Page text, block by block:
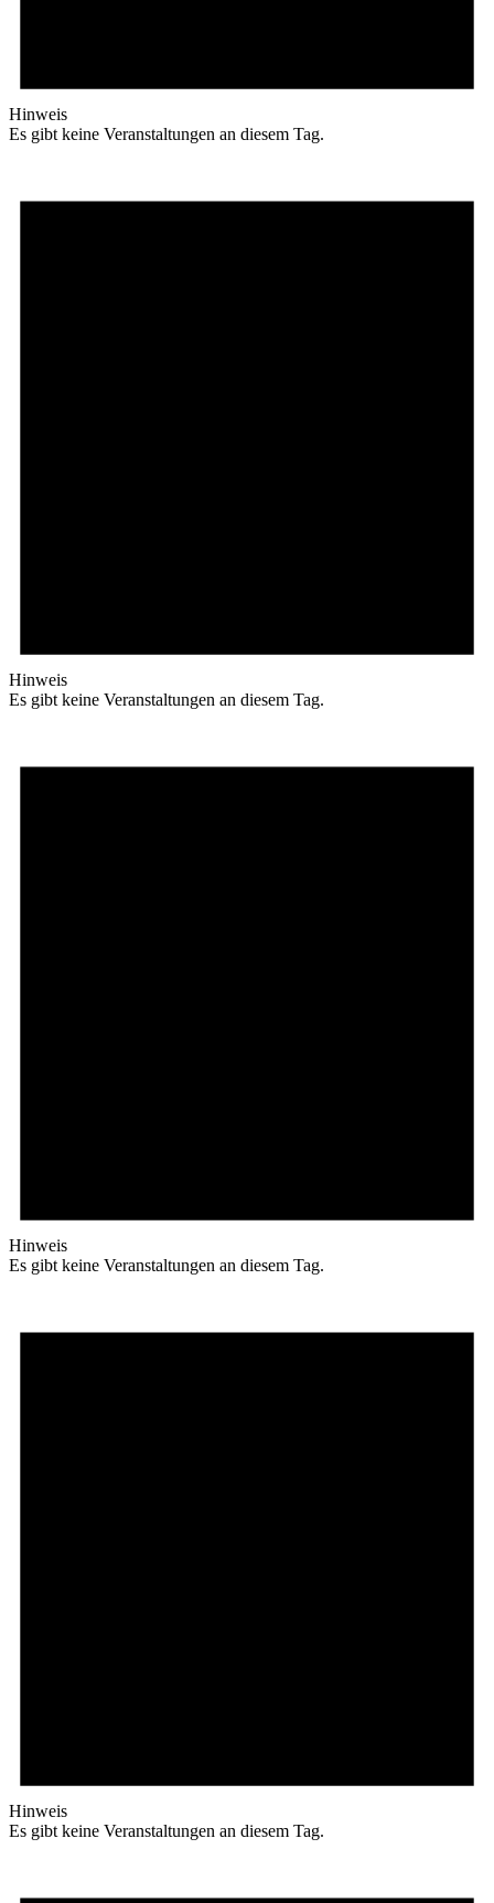
Hinweis
Es gibt keine Veranstaltungen an diesem Tag.
Hinweis
Es gibt keine Veranstaltungen an diesem Tag.
Hinweis
Es gibt keine Veranstaltungen an diesem Tag.
Hinweis
Es gibt keine Veranstaltungen an diesem Tag.